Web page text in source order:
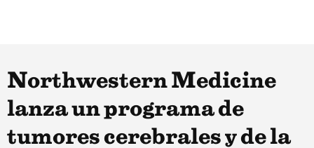
Northwestern Medicine
lanza un programa de
tumores cerebrales y de la